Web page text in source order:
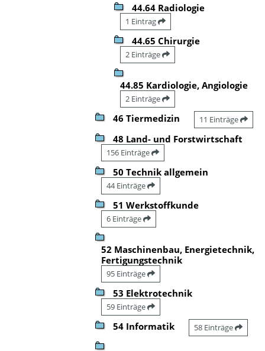
44.64 Radiologie
1 Eintrag
44.65 Chirurgie
2 Einträge
44.85 Kardiologie, Angiologie
2 Einträge
46 Tiermedizin 11 Einträge
48 Land- und Forstwirtschaft
156 Einträge
50 Technik allgemein
44 Einträge
51 Werkstoffkunde
6 Einträge
52 Maschinenbau, Energietechnik,
Fertigungstechnik
95 Einträge
53 Elektrotechnik
59 Einträge
54 Informatik 58 Einträge